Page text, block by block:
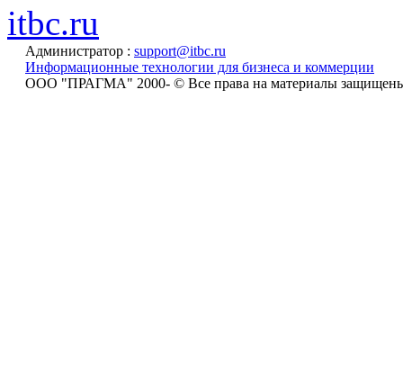
itbc.ru
Администратор : support@itbc.ru
Информационные технологии для бизнеса и коммерции
ООО "ПРАГМА" 2000- © Все права на материалы